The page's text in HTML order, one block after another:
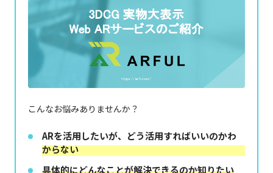
こんなお悩みありませんか？
ARを活用したいが、どう活用すればいいのかわ
からない
具体的にどんなことが解決できるのか知りたい